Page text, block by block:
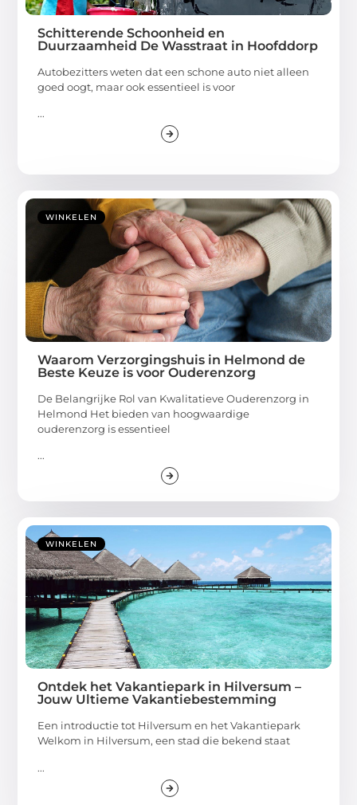
Schitterende Schoonheid en
Duurzaamheid De Wasstraat in Hoofddorp
Autobezitters weten dat een schone auto niet alleen
goed oogt, maar ook essentieel is voor
...
WINKELEN
Waarom Verzorgingshuis in Helmond de
Beste Keuze is voor Ouderenzorg
De Belangrijke Rol van Kwalitatieve Ouderenzorg in
Helmond Het bieden van hoogwaardige
ouderenzorg is essentieel
...
WINKELEN
Ontdek het Vakantiepark in Hilversum –
Jouw Ultieme Vakantiebestemming
Een introductie tot Hilversum en het Vakantiepark
Welkom in Hilversum, een stad die bekend staat
...